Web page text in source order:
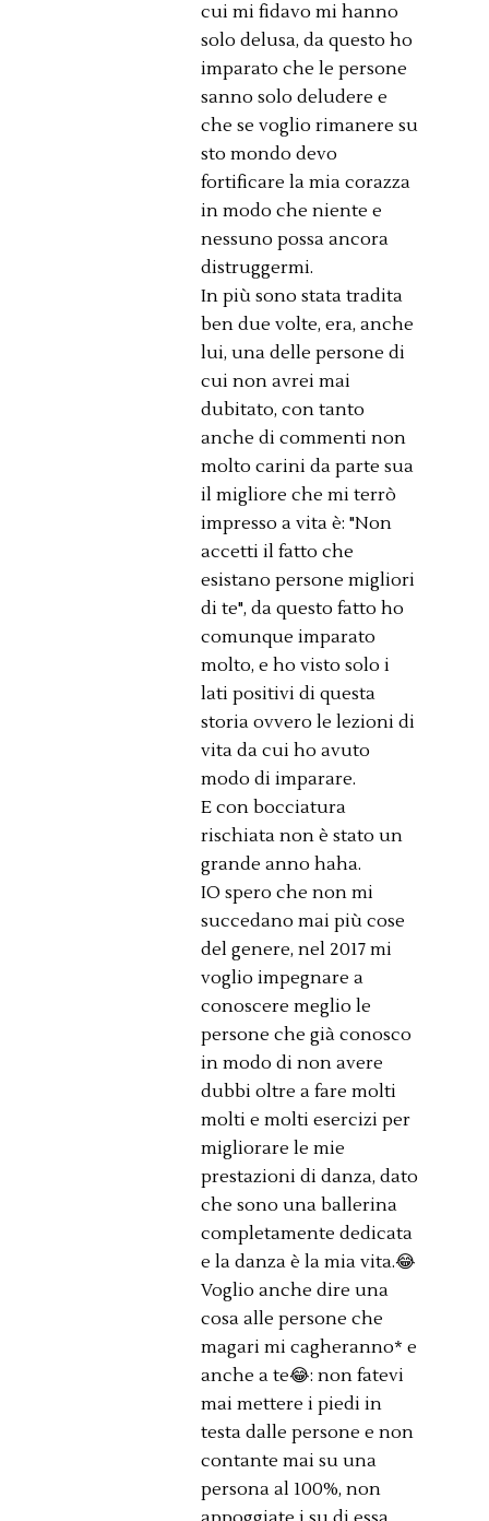
cui mi fidavo mi hanno
solo delusa, da questo ho
imparato che le persone
sanno solo deludere e
che se voglio rimanere su
sto mondo devo
fortificare la mia corazza
in modo che niente e
nessuno possa ancora
distruggermi.
In più sono stata tradita
ben due volte, era, anche
lui, una delle persone di
cui non avrei mai
dubitato, con tanto
anche di commenti non
molto carini da parte sua
il migliore che mi terrò
impresso a vita è: "Non
accetti il fatto che
esistano persone migliori
di te", da questo fatto ho
comunque imparato
molto, e ho visto solo i
lati positivi di questa
storia ovvero le lezioni di
vita da cui ho avuto
modo di imparare.
E con bocciatura
rischiata non è stato un
grande anno haha.
IO spero che non mi
succedano mai più cose
del genere, nel 2017 mi
voglio impegnare a
conoscere meglio le
persone che già conosco
in modo di non avere
dubbi oltre a fare molti
molti e molti esercizi per
migliorare le mie
prestazioni di danza, dato
che sono una ballerina
completamente dedicata
e la danza è la mia vita.😂
Voglio anche dire una
cosa alle persone che
magari mi cagheranno* e
anche a te😂: non fatevi
mai mettere i piedi in
testa dalle persone e non
contante mai su una
persona al 100%, non